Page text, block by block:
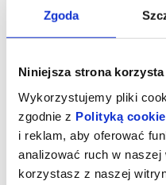
Zgoda
Niniejsza strona
Wykorzystujemy pliki
zgodnie z Polityką
i reklam, aby oferować
analizować ruch w
korzystasz z naszej